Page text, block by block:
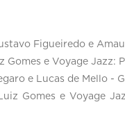
Figueiredo e
Gomes e Voyage Jazz:
e Lucas de Mello -
Gomes e Voyage